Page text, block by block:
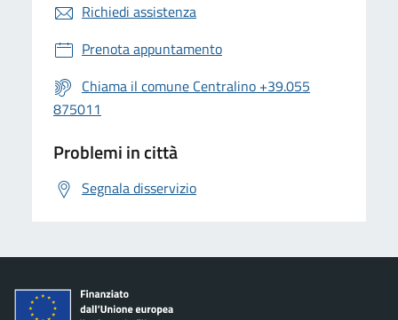
Richiedi assistenza
Prenota appuntamento
Chiama il comune Centralino +39.055
875011
Problemi in città
Segnala disservizio